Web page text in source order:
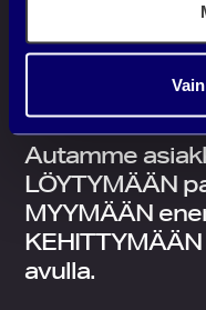
SININEN
Autamme
LÖYTYMÄÄN
MYYMÄÄN
KEHITTYMÄÄN
avulla.